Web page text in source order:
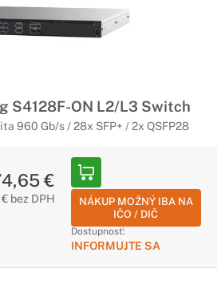
S4128F-ON L2/L3 Switch
960 Gb/s / 28x SFP+ / 2x QSFP28
€
bez DPH
NÁKUP MOŽNÝ IBA NA
IČO / DIČ
Dostupnosť:
INFORMUJTE SA